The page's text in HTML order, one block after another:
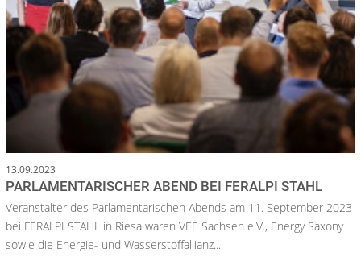
13.09.2023
PARLAMENTARISCHER ABEND BEI FERALPI STAHL
Veranstalter des Parlamentarischen Abends am 11. September 2023
bei FERALPI STAHL in Riesa waren VEE Sachsen e.V., Energy Saxony
sowie die Energie- und Wasserstoffallianz...